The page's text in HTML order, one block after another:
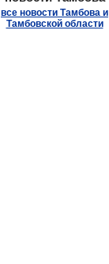
все новости Тамбова и
Тамбовской области